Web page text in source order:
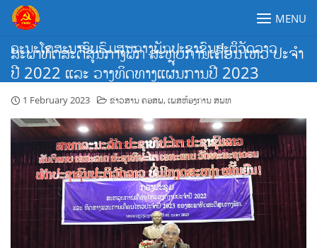
Skip
content
ຄະນະໂຄສະນາອົບຮົມສູນກາງພັກປະຊາຊົນປະຕິວັດລາວ
MENU
ສະພາທິດສະດີສູນກາງພັກ ສະຫຼຸບການເຄື່ອນໄຫວ ປະຈໍາ
ປີ 2022 ແລະ ວາງທິດທາງແຜນການປີ 2023
1 February 2023 ຂ່າວສານ ຄອສພ,ເພສຫ້ອງການ ສພທ